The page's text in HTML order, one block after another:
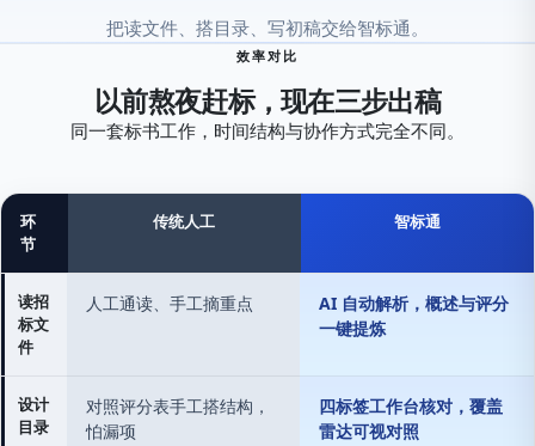
把读文件、搭目录、写初稿交给智标通。
效率对比
以前熬夜赶标，现在三步出稿
同一套标书工作，时间结构与协作方式完全不同。
环
节
传统人工 智标通
读招
标文
件
人工通读、手工摘重点
AI 自动解析，概述与评分
一键提炼
设计
目录
对照评分表手工搭结构，
怕漏项
四标签工作台核对，覆盖
雷达可视对照